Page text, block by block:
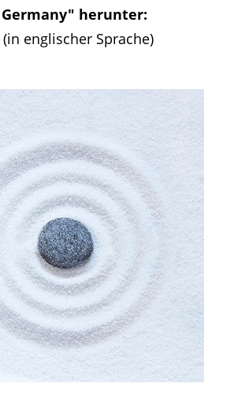
Germany" herunter:
(in englischer Sprache)